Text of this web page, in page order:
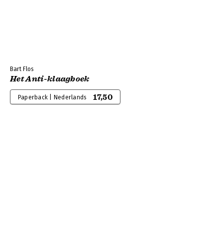
Bart Flos
Het Anti-klaagboek
Paperback | Nederlands 17,50